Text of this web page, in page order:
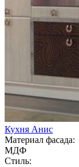
Кухня Анис
Материал фасада:
МДФ
Стиль: